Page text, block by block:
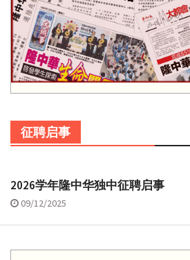
征聘启事
2026学年隆中华独中征聘启事
09/12/2025